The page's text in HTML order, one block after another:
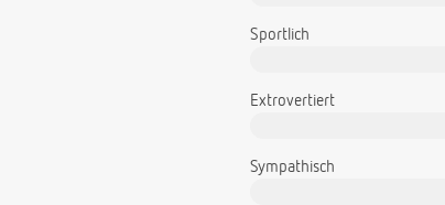
Sportlich
Extrovertiert
Sympathisch